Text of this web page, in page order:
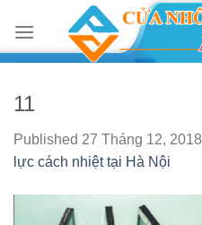
content
11
Published 27 Tháng 12, 2018
lực cách nhiệt tại Hà Nội